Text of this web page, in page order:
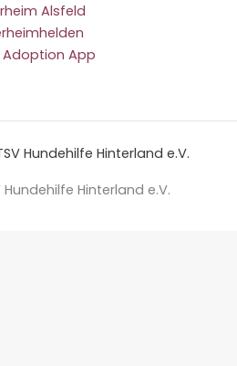
Alsfeld
Adoption App
Hundehilfe Hinterland e.V.
Hinterland e.V.